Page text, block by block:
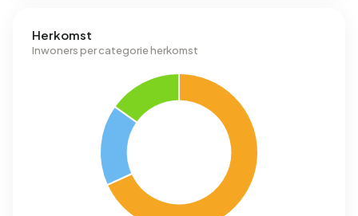
Herkomst
Inwoners per categorie herkomst